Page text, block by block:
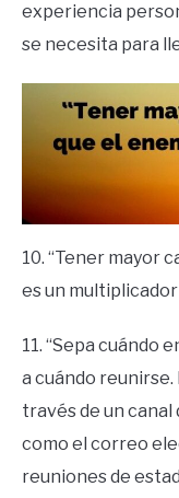
experiencia
se necesita para
10. “Tener mayor
es un multiplicador
11. “Sepa
a cuándo
través de un
como el correo
reuniones de